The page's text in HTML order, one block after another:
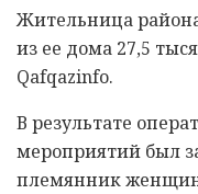
Жительница
из ее дома 27,5
Qafqazinfo.
В результате
мероприятий был
племянник